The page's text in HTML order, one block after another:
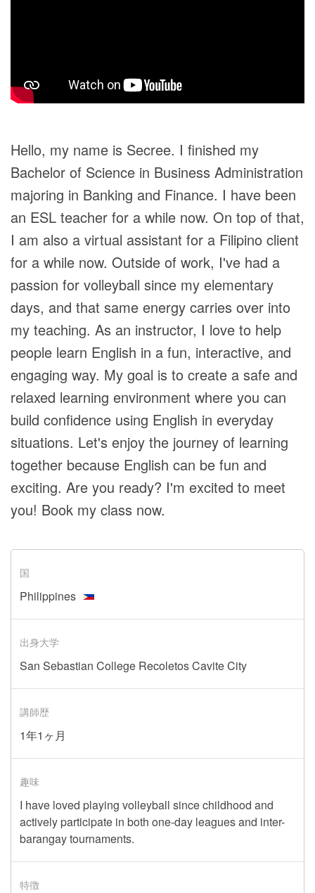
Hello, my name is Secree. I finished my
Bachelor of Science in Business Administration
majoring in Banking and Finance. I have been
an ESL teacher for a while now. On top of that,
I am also a virtual assistant for a Filipino client
for a while now. Outside of work, I've had a
passion for volleyball since my elementary
days, and that same energy carries over into
my teaching. As an instructor, I love to help
people learn English in a fun, interactive, and
engaging way. My goal is to create a safe and
relaxed learning environment where you can
build confidence using English in everyday
situations. Let's enjoy the journey of learning
together because English can be fun and
exciting. Are you ready? I'm excited to meet
you! Book my class now.
国
Philippines
出身大学
San Sebastian College Recoletos Cavite City
講師歴
1年1ヶ月
趣味
I have loved playing volleyball since childhood and
actively participate in both one-day leagues and inter-
barangay tournaments.
特徴